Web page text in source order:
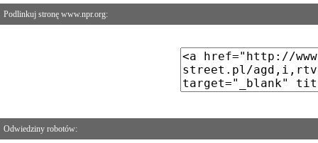
Podlinkuj stronę www.npr.org:
Odwiedziny robotów: